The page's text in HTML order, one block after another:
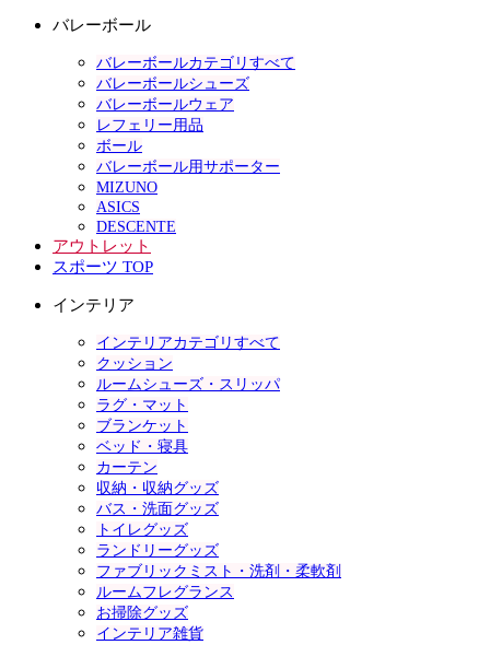
バレーボール
バレーボールカテゴリすべて
バレーボールシューズ
バレーボールウェア
レフェリー用品
ボール
バレーボール用サポーター
MIZUNO
ASICS
DESCENTE
アウトレット
スポーツ TOP
インテリア
インテリアカテゴリすべて
クッション
ルームシューズ・スリッパ
ラグ・マット
ブランケット
ベッド・寝具
カーテン
収納・収納グッズ
バス・洗面グッズ
トイレグッズ
ランドリーグッズ
ファブリックミスト・洗剤・柔軟剤
ルームフレグランス
お掃除グッズ
インテリア雑貨